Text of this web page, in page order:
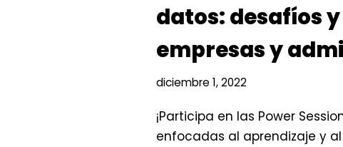
datos: desafíos
empresas y
diciembre 1, 2022
¡Participa en las Power
enfocadas al aprendizaje y